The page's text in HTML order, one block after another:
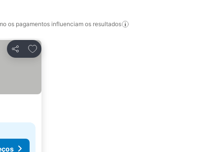
os pagamentos influenciam os resultados
Partilhar
Adicionar aos favoritos